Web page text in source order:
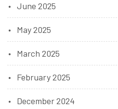
June 2025
May 2025
March 2025
February 2025
December 2024